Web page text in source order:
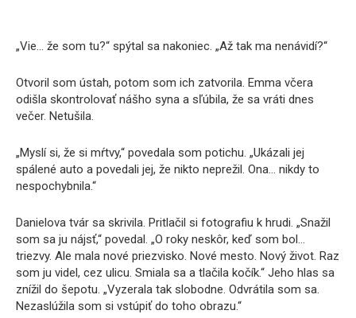
„Vie… že som tu?“ spýtal sa nakoniec. „Až tak ma nenávidí?“
Otvoril som ústah, potom som ich zatvorila. Emma včera
odišla skontrolovať nášho syna a sľúbila, že sa vráti dnes
večer. Netušila.
„Myslí si, že si mŕtvy,“ povedala som potichu. „Ukázali jej
spálené auto a povedali jej, že nikto neprežil. Ona… nikdy to
nespochybnila.“
Danielova tvár sa skrivila. Pritlačil si fotografiu k hrudi. „Snažil
som sa ju nájsť,“ povedal. „O roky neskôr, keď som bol…
triezvy. Ale mala nové priezvisko. Nové mesto. Nový život. Raz
som ju videl, cez ulicu. Smiala sa a tlačila kočík.“ Jeho hlas sa
znížil do šepotu. „Vyzerala tak slobodne. Odvrátila som sa.
Nezaslúžila som si vstúpiť do toho obrazu.“